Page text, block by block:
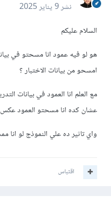
نشر9 يناير 2025
السلام عليكم
هو لو فيه عمود انا مسحتو في
امسحو من بيانات الاختبار ؟
مع العلم انا العمود في بيانات
عشان كده انا مسحتو العمود عكس
واي تاثير ده علي النموذج لو انا
اقتباس